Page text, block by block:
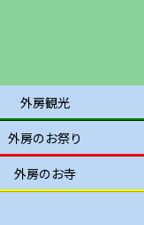
外房観光
外房のお祭り
外房のお寺